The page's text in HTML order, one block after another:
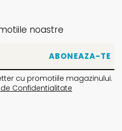
noastre
cu promotiile magazinului.
Confidentialitate